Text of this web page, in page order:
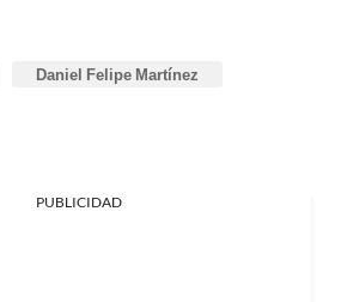
Daniel Felipe Martínez
PUBLICIDAD